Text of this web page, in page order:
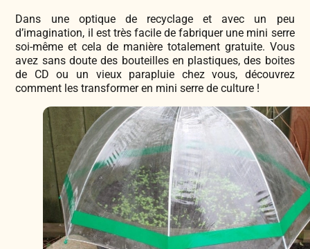
Dans une optique de recyclage et avec un peu
d’imagination, il est très facile de fabriquer une mini serre
soi-même et cela de manière totalement gratuite. Vous
avez sans doute des bouteilles en plastiques, des boites
de CD ou un vieux parapluie chez vous, découvrez
comment les transformer en mini serre de culture !